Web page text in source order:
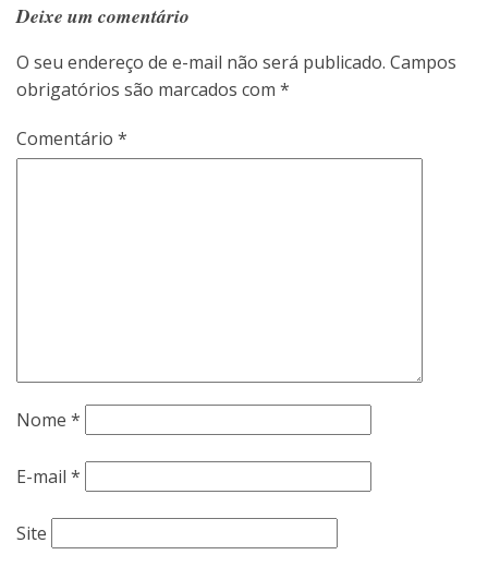
Deixe um comentário
O seu endereço de e-mail não será publicado. Campos
obrigatórios são marcados com *
Comentário *
Nome *
E-mail *
Site